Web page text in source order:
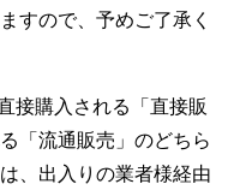
すので、予めご了承く
接購入される「直接販
「流通販売」のどちら
、出入りの業者様経由